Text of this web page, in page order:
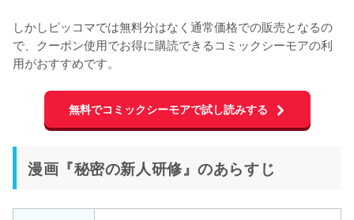
しかしピッコマでは無料分はなく通常価格での販売となるの
で、クーポン使用でお得に購読できるコミックシーモアの利
用がおすすめです。
無料でコミックシーモアで試し読みする
漫画『秘密の新人研修』のあらすじ